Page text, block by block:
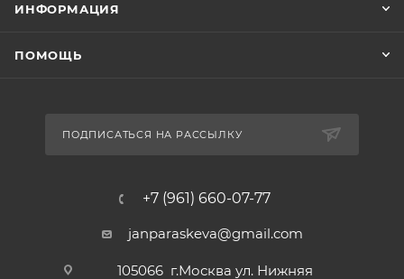
ИНФОРМАЦИЯ
ПОМОЩЬ
ПОДПИСАТЬСЯ НА РАССЫЛКУ
+7 (961) 660-07-77
janparaskeva@gmail.com
105066 г.Москва ул. Нижняя